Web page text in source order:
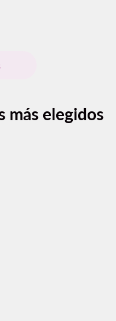
más elegidos